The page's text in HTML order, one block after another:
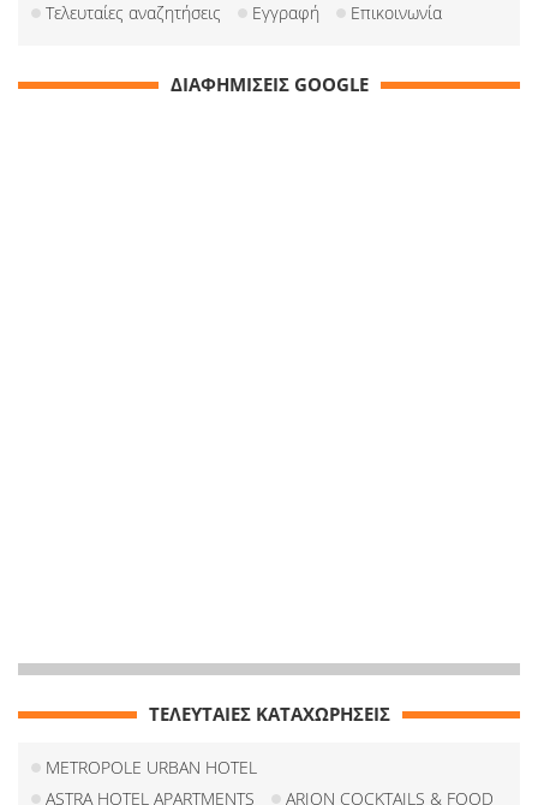
Τελευταίες αναζητήσεις
Εγγραφή Επικοινωνία
ΔΙΑΦΗΜΙΣΕΙΣ GOOGLE
ΤΕΛΕΥΤΑΙΕΣ ΚΑΤΑΧΩΡΗΣΕΙΣ
METROPOLE URBAN HOTEL
ASTRA HOTEL APARTMENTS
ARION COCKTAILS & FOOD